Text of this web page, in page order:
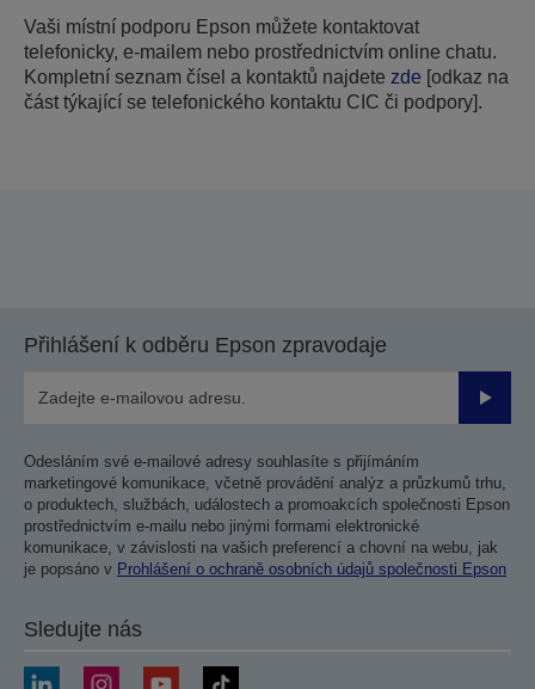
Vaši místní podporu Epson můžete kontaktovat
telefonicky, e-mailem nebo prostřednictvím online chatu.
Kompletní seznam čísel a kontaktů najdete zde [odkaz na
část týkající se telefonického kontaktu CIC či podpory].
Přihlášení k odběru Epson zpravodaje
Odesláním své e-mailové adresy souhlasíte s přijímáním
marketingové komunikace, včetně provádění analýz a průzkumů trhu,
o produktech, službách, událostech a promoakcích společnosti Epson
prostřednictvím e-mailu nebo jinými formami elektronické
komunikace, v závislosti na vašich preferencí a chovní na webu, jak
je popsáno v Prohlášení o ochraně osobních údajů společnosti Epson
Sledujte nás